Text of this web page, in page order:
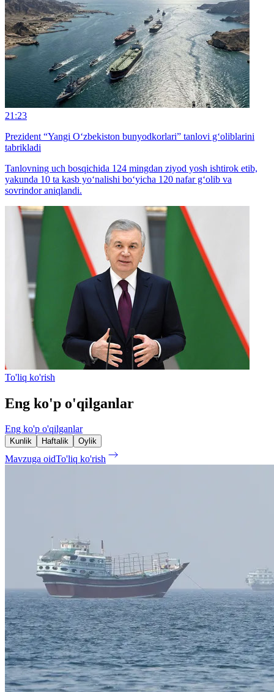
21:23
Prezident “Yangi O‘zbekiston bunyodkorlari” tanlovi g‘oliblarini
tabrikladi
Tanlovning uch bosqichida 124 mingdan ziyod yosh ishtirok etib,
yakunda 10 ta kasb yo‘nalishi bo‘yicha 120 nafar g‘olib va
sovrindor aniqlandi.
To'liq ko'rish
Eng ko'p o'qilganlar
Eng ko'p o'qilganlar
Kunlik Haftalik Oylik
Mavzuga oidTo'liq ko'rish